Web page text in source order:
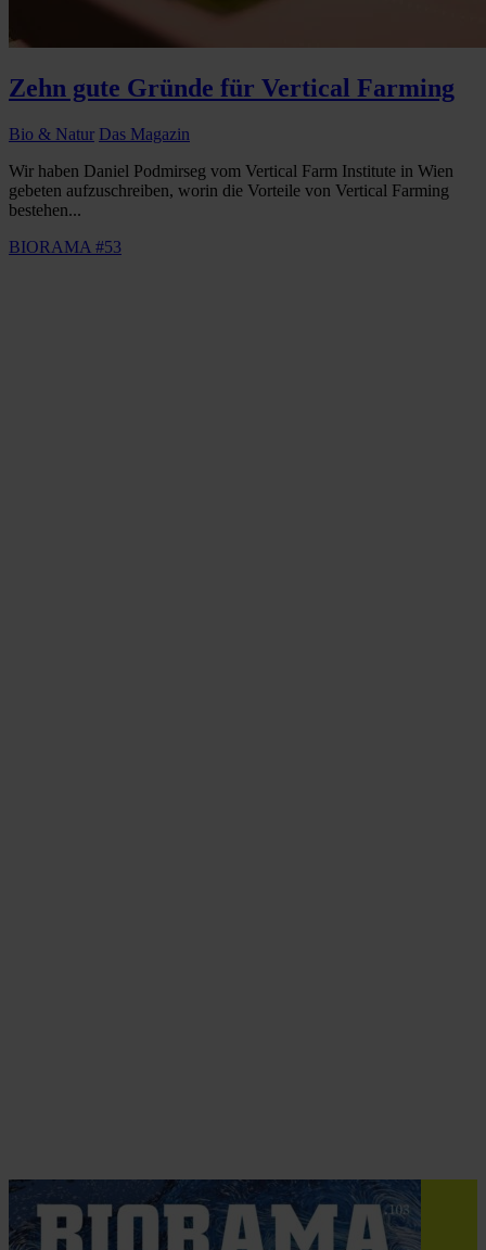
Zehn gute Gründe für Vertical Farming
Bio & Natur Das Magazin
Wir haben Daniel Podmirseg vom Vertical Farm Institute in Wien
gebeten aufzuschreiben, worin die Vorteile von Vertical Farming
bestehen...
BIORAMA #53